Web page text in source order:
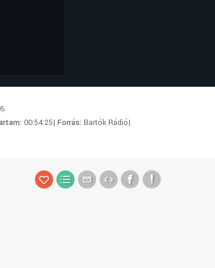
00:54:25|Forrás:Bartók Rádió|